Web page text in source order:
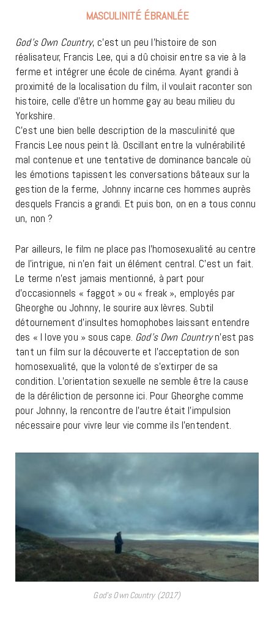
MASCULINITÉ ÉBRANLÉE
God’s Own Country, c’est un peu l’histoire de son
réalisateur, Francis Lee, qui a dû choisir entre sa vie à la
ferme et intégrer une école de cinéma. Ayant grandi à
proximité de la localisation du film, il voulait raconter son
histoire, celle d’être un homme gay au beau milieu du
Yorkshire.
C’est une bien belle description de la masculinité que
Francis Lee nous peint là. Oscillant entre la vulnérabilité
mal contenue et une tentative de dominance bancale où
les émotions tapissent les conversations bâteaux sur la
gestion de la ferme, Johnny incarne ces hommes auprès
desquels Francis a grandi. Et puis bon, on en a tous connu
un, non ?
Par ailleurs, le film ne place pas l’homosexualité au centre
de l’intrigue, ni n’en fait un élément central. C’est un fait.
Le terme n’est jamais mentionné, à part pour
d’occasionnels « faggot » ou « freak », employés par
Gheorghe ou Johnny, le sourire aux lèvres. Subtil
détournement d’insultes homophobes laissant entendre
des « I love you » sous cape. God’s Own Countryn’est pas
tant un film sur la découverte et l’acceptation de son
homosexualité, que la volonté de s’extirper de sa
condition. L’orientation sexuelle ne semble être la cause
de la déréliction de personne ici. Pour Gheorghe comme
pour Johnny, la rencontre de l’autre était l’impulsion
nécessaire pour vivre leur vie comme ils l’entendent.
God’s Own Country (2017)